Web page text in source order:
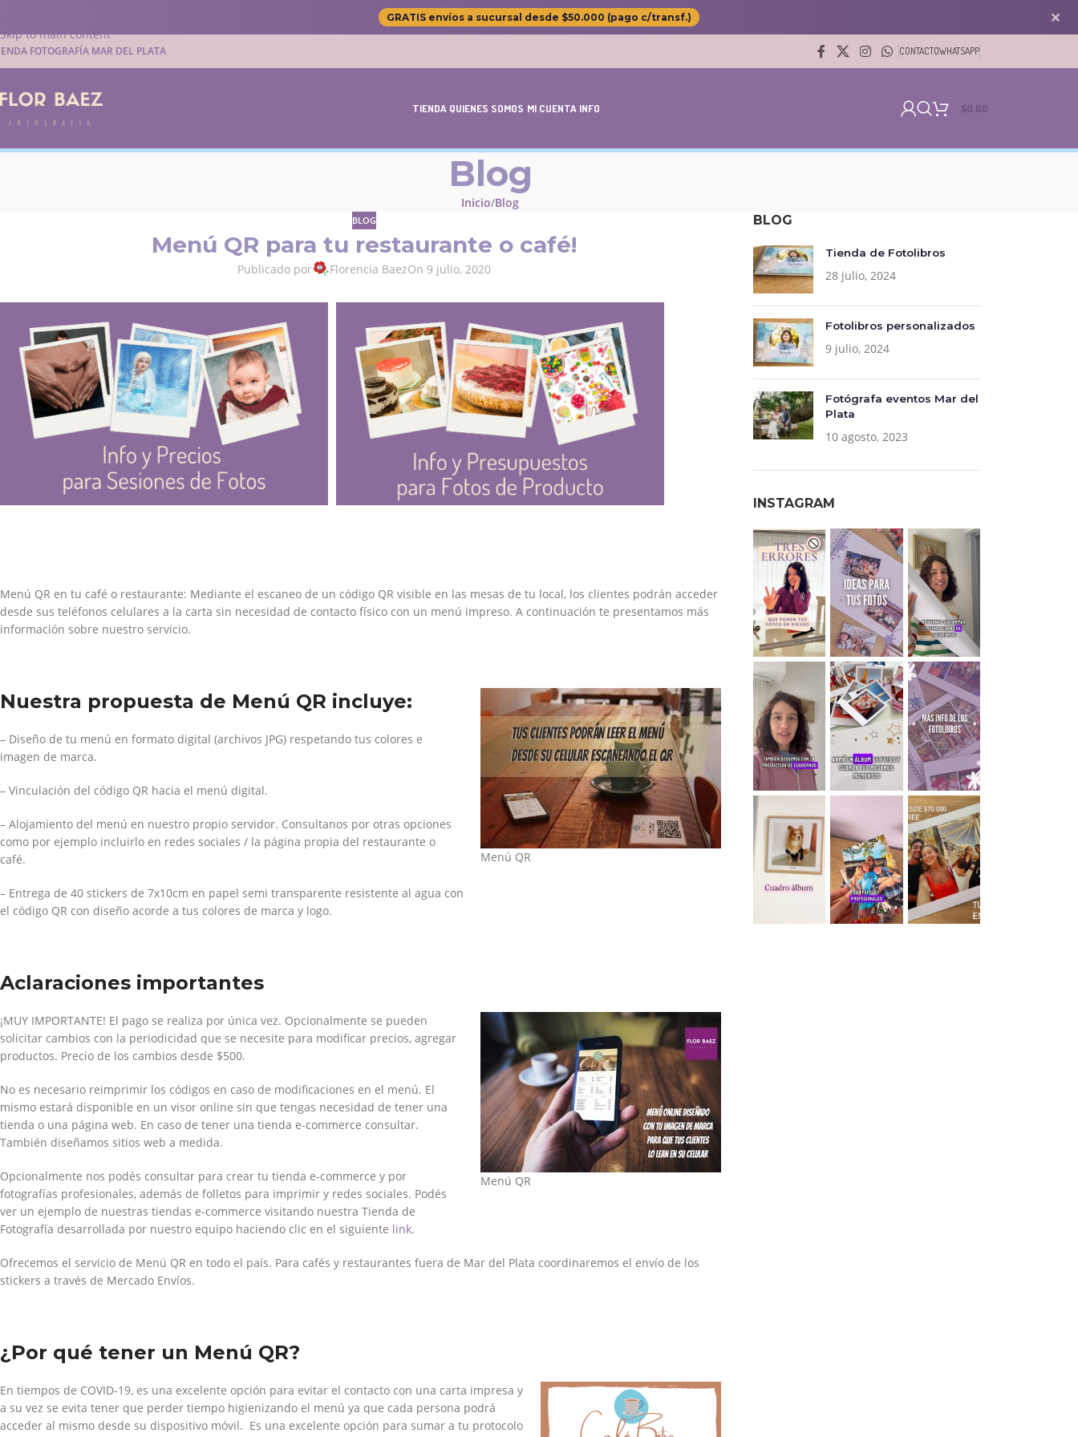
Skip to main content
GRATIS envíos a sucursal desde $50.000 (pago c/transf.) ✕
FOTOGRAFÍA MAR DEL PLATA CONTACTOWHATSAPP
TIENDA QUIENES SOMOS MI CUENTA INFO $0.00
Blog
Inicio Blog
BLOG
Menú QR para tu restaurante o café!
Publicado por Florencia BaezOn 9 julio, 2020
Menú QR en tu café o restaurante: Mediante el escaneo de un código QR visible en las mesas de tu local, los clientes podrán acceder
desde sus teléfonos celulares a la carta sin necesidad de contacto físico con un menú impreso. A continuación te presentamos más
información sobre nuestro servicio.
Menú QR
Nuestra propuesta de Menú QR incluye:
– Diseño de tu menú en formato digital (archivos JPG) respetando tus colores e
imagen de marca.
– Vinculación del código QR hacia el menú digital.
– Alojamiento del menú en nuestro propio servidor. Consultanos por otras opciones
como por ejemplo incluirlo en redes sociales / la página propia del restaurante o
café.
– Entrega de 40 stickers de 7x10cm en papel semi transparente resistente al agua con
el código QR con diseño acorde a tus colores de marca y logo.
Aclaraciones importantes
Menú QR
¡MUY IMPORTANTE! El pago se realiza por única vez. Opcionalmente se pueden
solicitar cambios con la periodicidad que se necesite para modificar precios, agregar
productos. Precio de los cambios desde $500.
No es necesario reimprimir los códigos en caso de modificaciones en el menú. El
mismo estará disponible en un visor online sin que tengas necesidad de tener una
tienda o una página web. En caso de tener una tienda e-commerce consultar.
También diseñamos sitios web a medida.
Opcionalmente nos podés consultar para crear tu tienda e-commerce y por
fotografías profesionales, además de folletos para imprimir y redes sociales. Podés
ver un ejemplo de nuestras tiendas e-commerce visitando nuestra Tienda de
Fotografía desarrollada por nuestro equipo haciendo clic en el siguiente link.
Ofrecemos el servicio de Menú QR en todo el país. Para cafés y restaurantes fuera de Mar del Plata coordinaremos el envío de los
stickers a través de Mercado Envíos.
¿Por qué tener un Menú QR?
En tiempos de COVID-19, es una excelente opción para evitar el contacto con una carta impresa y
a su vez se evita tener que perder tiempo higienizando el menú ya que cada persona podrá
acceder al mismo desde su dispositivo móvil. Es una excelente opción para sumar a tu protocolo
BLOG
Tienda de Fotolibros
28 julio, 2024
Fotolibros personalizados
9 julio, 2024
Fotógrafa eventos Mar del
Plata
10 agosto, 2023
INSTAGRAM